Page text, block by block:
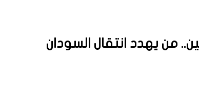
من يهدد انتقال السودان